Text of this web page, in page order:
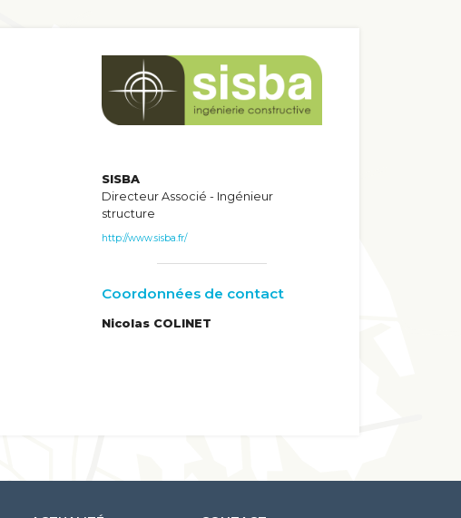
SISBA
Directeur Associé - Ingénieur
structure
http://www.sisba.fr/
Coordonnées de contact
Nicolas COLINET